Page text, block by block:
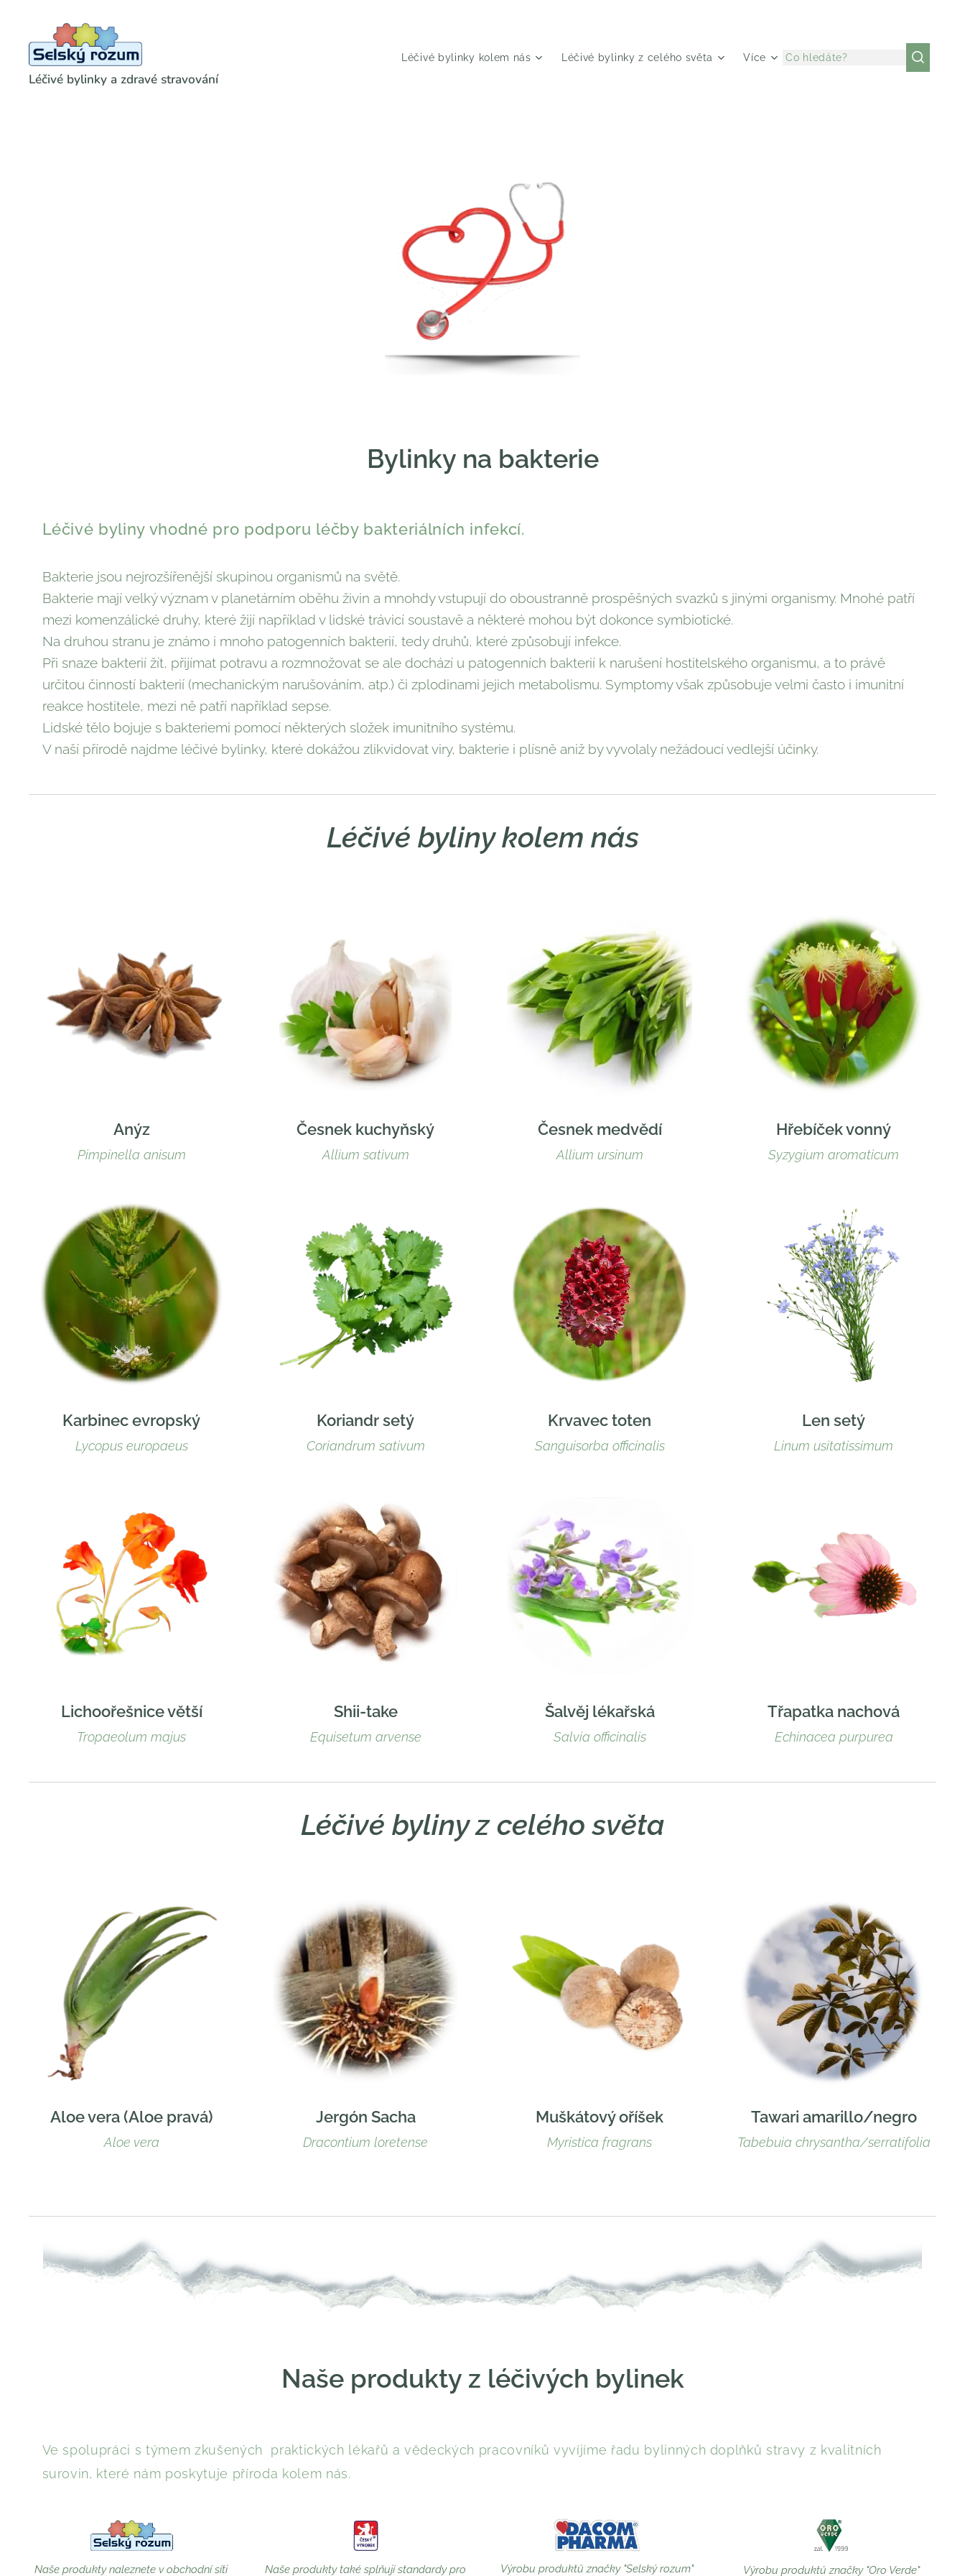
Léčivé bylinky a zdravé stravování
Léčivé bylinky kolem nás Léčivé bylinky z celého světa Více
Bylinky na bakterie
Léčivé byliny vhodné pro podporu léčby bakteriálních infekcí.
Bakterie jsou nejrozšířenější skupinou organismů na světě.
Bakterie mají velký význam v planetárním oběhu živin a mnohdy vstupují do oboustranně prospěšných svazků s jinými organismy. Mnohé patří
mezi komenzálické druhy, které žijí například v lidské trávicí soustavě a některé mohou být dokonce symbiotické.
Na druhou stranu je známo i mnoho patogenních bakterií, tedy druhů, které způsobují infekce.
Při snaze bakterií žít, přijímat potravu a rozmnožovat se ale dochází u patogenních bakterií k narušení hostitelského organismu, a to právě
určitou činností bakterií (mechanickým narušováním, atp.) či zplodinami jejich metabolismu. Symptomy však způsobuje velmi často i imunitní
reakce hostitele, mezi ně patří například sepse.
Lidské tělo bojuje s bakteriemi pomocí některých složek imunitního systému.
V naší přírodě najdme léčivé bylinky, které dokážou zlikvidovat viry, bakterie i plísně aniž by vyvolaly nežádoucí vedlejší účinky.
Léčivé byliny kolem nás
Anýz
Pimpinella anisum
Česnek kuchyňský
Allium sativum
Česnek medvědí
Allium ursinum
Hřebíček vonný
Syzygium aromaticum
Karbinec evropský
Lycopus europaeus
Koriandr setý
Coriandrum sativum
Krvavec toten
Sanguisorba officinalis
Len setý
Linum usitatissimum
Lichoořešnice větší
Tropaeolum majus
Shii-take
Equisetum arvense
Šalvěj lékařská
Salvia officinalis
Třapatka nachová
Echinacea purpurea
Léčivé byliny z celého světa
Aloe vera (Aloe pravá)
Aloe vera
Jergón Sacha
Dracontium loretense
Muškátový oříšek
Myristica fragrans
Tawari amarillo/negro
Tabebuia chrysantha/serratifolia
Naše produkty z léčivých bylinek
Ve spolupráci s týmem zkušených praktických lékařů a vědeckých pracovníků vyvíjíme řadu bylinných doplňků stravy z kvalitních
surovin, které nám poskytuje příroda kolem nás.
Naše produkty naleznete v obchodní síti Naše produkty také splňují standardy pro
Výrobu produktů značky "Selský rozum"
Výrobu produktů značky "Oro Verde"